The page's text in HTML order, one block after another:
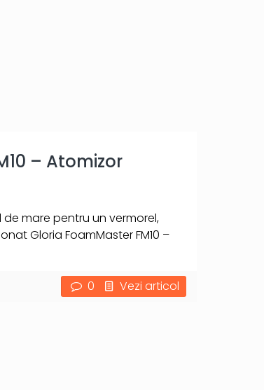
– Atomizor
mare pentru un vermorel,
Gloria FoamMaster FM10 –
0 Vezi articol